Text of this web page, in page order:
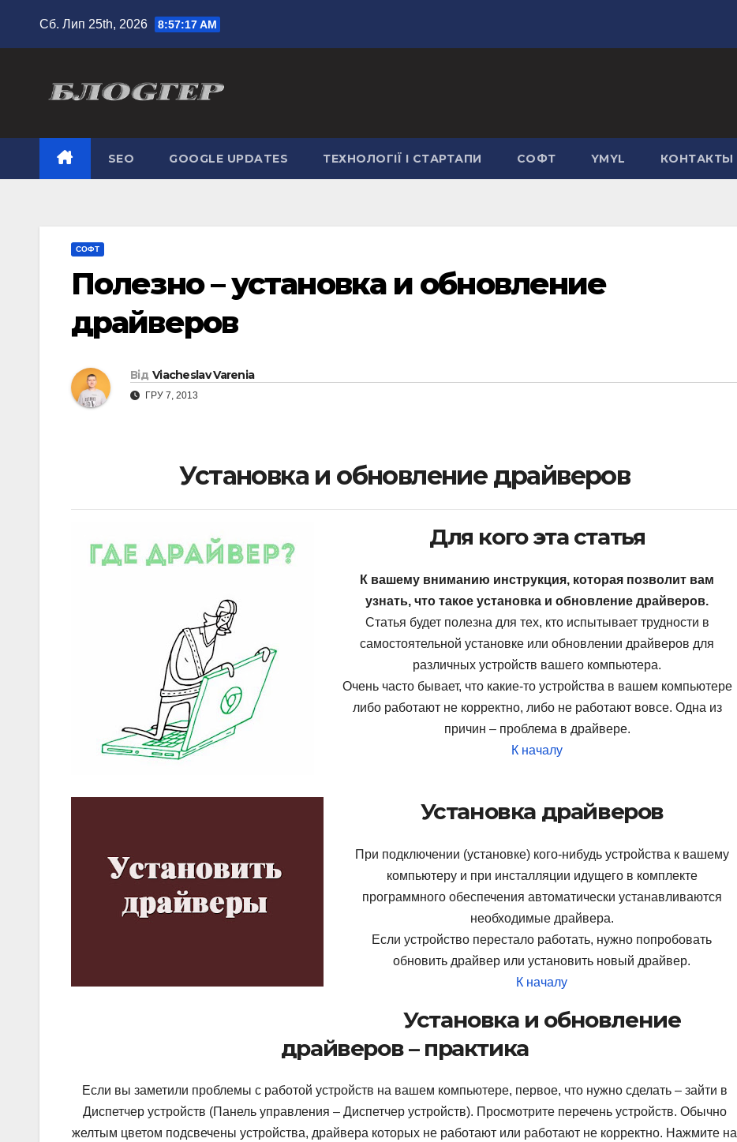
Сб. Лип 25th, 2026 8:57:18 AM
SEO GOOGLE UPDATES ТЕХНОЛОГІЇ І СТАРТАПИ СОФТ YMYL КОНТАКТЫ
СОФТ
Полезно – установка и обновление
драйверов
Від Viacheslav Varenia
ГРУ 7, 2013
Установка и обновление драйверов
Для кого эта статья
К вашему вниманию инструкция, которая позволит вам
узнать, что такое установка и обновление драйверов.
Статья будет полезна для тех, кто испытывает трудности в
самостоятельной установке или обновлении драйверов для
различных устройств вашего компьютера.
Очень часто бывает, что какие-то устройства в вашем компьютере
либо работают не корректно, либо не работают вовсе. Одна из
причин – проблема в драйвере.
К началу
Установка драйверов
При подключении (установке) кого-нибудь устройства к вашему
компьютеру и при инсталляции идущего в комплекте
программного обеспечения автоматически устанавливаются
необходимые драйвера.
Если устройство перестало работать, нужно попробовать
обновить драйвер или установить новый драйвер.
К началу
Установка и обновление
драйверов – практика
Если вы заметили проблемы с работой устройств на вашем компьютере, первое, что нужно сделать – зайти в
Диспетчер устройств (Панель управления – Диспетчер устройств). Просмотрите перечень устройств. Обычно
желтым цветом подсвечены устройства, драйвера которых не работают или работают не корректно. Нажмите на